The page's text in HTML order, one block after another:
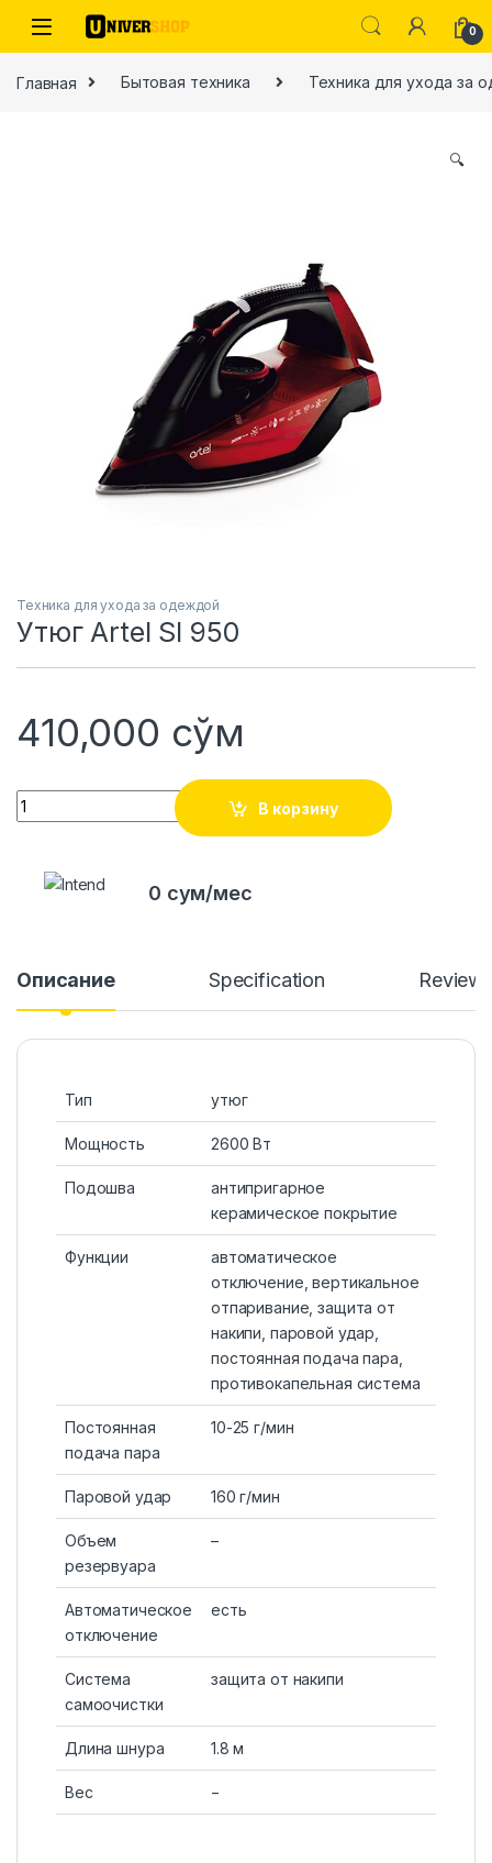
Skip to navigation
Skip to content
0
Главная Бытовая техника Техника для ухода за
🔍
Техника для ухода за одеждой
Утюг Artel SI 950
410,000 сўм
Quantity
В корзину
0 сум/мес
Описание Specification
Тип утюг
Мощность 2600 Вт
Подошва
антипригарное
керамическое покрытие
Функции
автоматическое
отключение, вертикальное
отпаривание, защита от
накипи, паровой удар,
постоянная подача пара,
противокапельная система
Постоянная
подача пара
10-25 г/мин
Паровой удар 160 г/мин
Объем
резервуара
–
Автоматическое
отключение
есть
Система
самоочистки
защита от накипи
Длина шнура 1.8 м
Вес −